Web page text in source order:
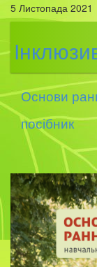
5 Листопада 2021
Основи
посібник